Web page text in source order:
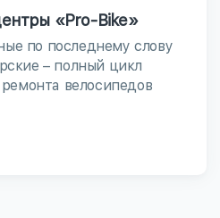
«Pro-Bike»
по последнему слову
– полный цикл
велосипедов